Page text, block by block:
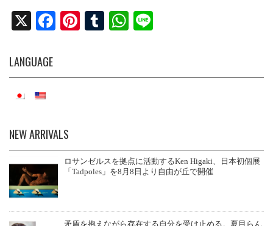
X
Fa
ok
Pi
es
T
bl
W
A
LANGUAGE
NEW ARRIVALS
ロサンゼルスを拠点に活動するKen Higaki、日本初個展
「Tadpoles」を8月8日より自由が丘で開催
矛盾を抱えながら存在する自分を受け止める。夏目らん